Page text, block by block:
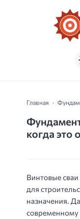
Главная
когда это
Винтовые
для
назначения.
современному